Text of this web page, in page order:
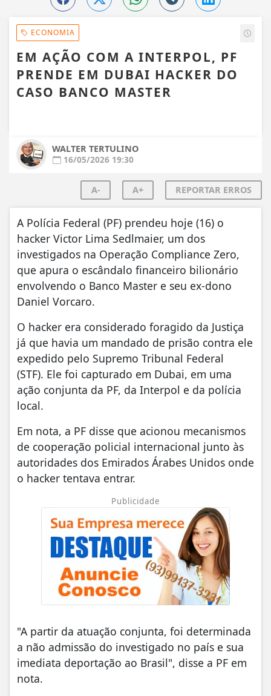
ECONOMIA
EM AÇÃO COM A INTERPOL, PF
PRENDE EM DUBAI HACKER DO
CASO BANCO MASTER
WALTER TERTULINO
16/05/2026 19:30
A- A+ REPORTAR ERROS
A Polícia Federal (PF) prendeu hoje (16) o
hacker Victor Lima Sedlmaier, um dos
investigados na Operação Compliance Zero,
que apura o escândalo financeiro bilionário
envolvendo o Banco Master e seu ex-dono
Daniel Vorcaro.
O hacker era considerado foragido da Justiça
já que havia um mandado de prisão contra ele
expedido pelo Supremo Tribunal Federal
(STF). Ele foi capturado em Dubai, em uma
ação conjunta da PF, da Interpol e da polícia
local.
Em nota, a PF disse que acionou mecanismos
de cooperação policial internacional junto às
autoridades dos Emirados Árabes Unidos onde
o hacker tentava entrar.
Publicidade
"A partir da atuação conjunta, foi determinada
a não admissão do investigado no país e sua
imediata deportação ao Brasil", disse a PF em
nota.